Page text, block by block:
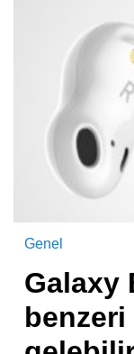
Genel
Galaxy
benzeri